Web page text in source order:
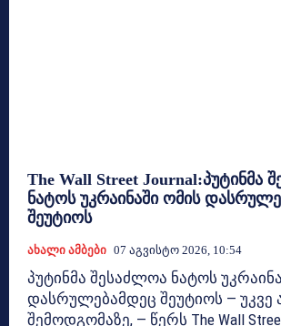
The Wall Street Journal:პუტინმა
ნატოს უკრაინაში ომის
შეუტიოს
Ახალი Ამბები 07 Აგვისტო 2026, 10:54
პუტინმა შესაძლოა ნატოს
დასრულებამდეც შეუტიოს — უკვე
შემოდგომაზე, — წერს The Wall